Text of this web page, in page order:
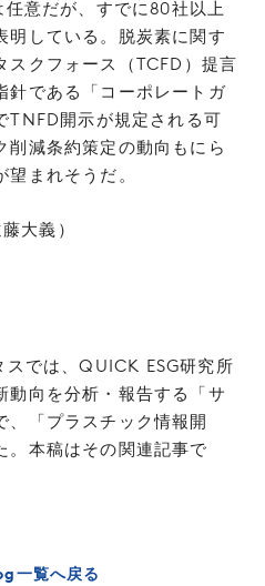
意だが、すでに80社以上
明している。脱炭素に関す
スクフォース（TCFD）提言
針である「コーポレートガ
TNFD開示が規定される可
削減条約策定の動向もにら
まれそうだ。
大義）
では、QUICK ESG研究所
動向を分析・報告する「サ
、「プラスチック情報開
。本稿はその関連記事で
一覧へ戻る